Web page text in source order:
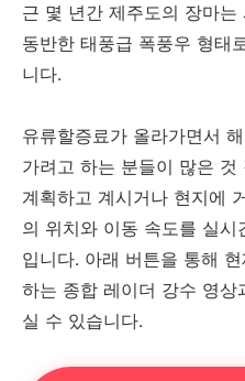
근 몇 년간 제주도의 장마
동반한 태풍급 폭풍우 형태
니다.
유류할증료가 올라가면서
가려고 하는 분들이 많은
계획하고 계시거나 현지에
의 위치와 이동 속도를 실
입니다. 아래 버튼을 통해
하는 종합 레이더 강수 영
실 수 있습니다.